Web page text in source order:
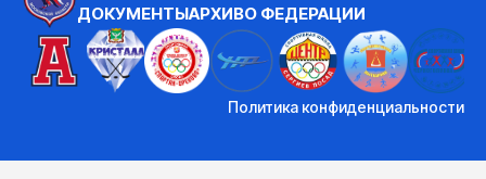
ДОКУМЕНТЫАРХИВО ФЕДЕРАЦИИ
Политика конфиденциальности